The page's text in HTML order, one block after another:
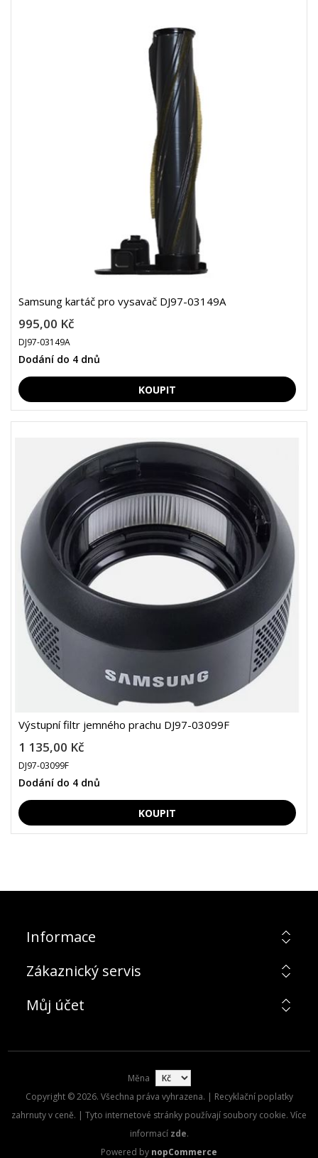
Samsung kartáč pro vysavač DJ97-03149A
995,00 Kč
DJ97-03149A
Dodání do 4 dnů
Výstupní filtr jemného prachu DJ97-03099F
1 135,00 Kč
DJ97-03099F
Dodání do 4 dnů
Informace
Zákaznický servis
Můj účet
Měna
Copyright © 2026. Všechna práva vyhrazena. | Recyklační poplatky
zahrnuty v ceně. | Tyto internetové stránky používají soubory cookie. Více
informací zde.
Powered by nopCommerce